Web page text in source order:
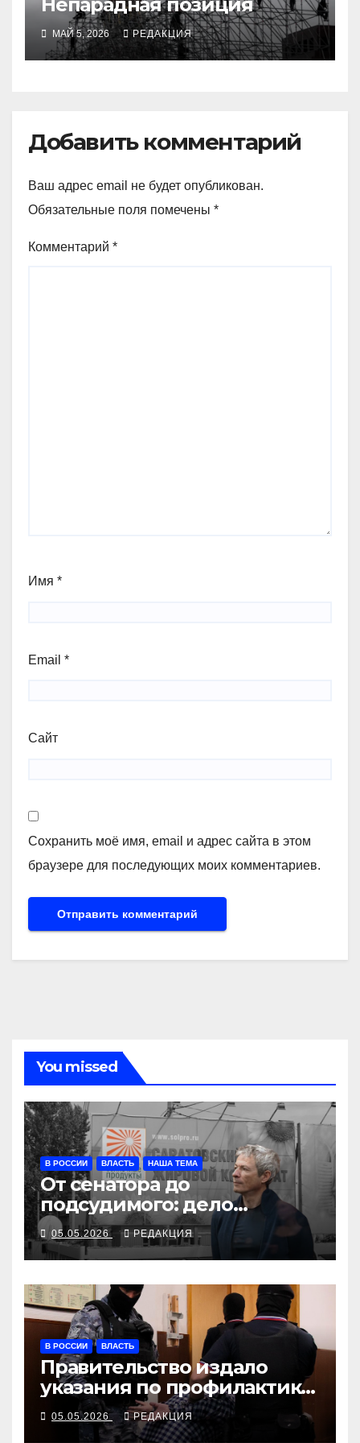
МАЙ 5, 2026 РЕДАКЦИЯ
Добавить комментарий
Ваш адрес email не будет опубликован.
Обязательные поля помечены *
Комментарий *
Имя *
Email *
Сайт
Сохранить моё имя, email и адрес сайта в этом
браузере для последующих моих комментариев.
You missed
В РОССИИ ВЛАСТЬ НАША ТЕМА
От сенатора до
подсудимого: дело
олигарха Мошковича
05.05.2026 РЕДАКЦИЯ
В РОССИИ ВЛАСТЬ
Правительство издало
указания по профилактике
на подростковом
направлении
05.05.2026 РЕДАКЦИЯ